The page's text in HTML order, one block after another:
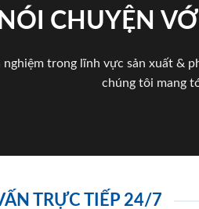
NÓI CHUYỆN
trong lĩnh vực sản xuất &
chúng tôi mang
TRỰC TIẾP 24/7